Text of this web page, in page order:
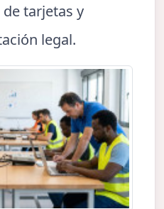
tarjetas y
legal.